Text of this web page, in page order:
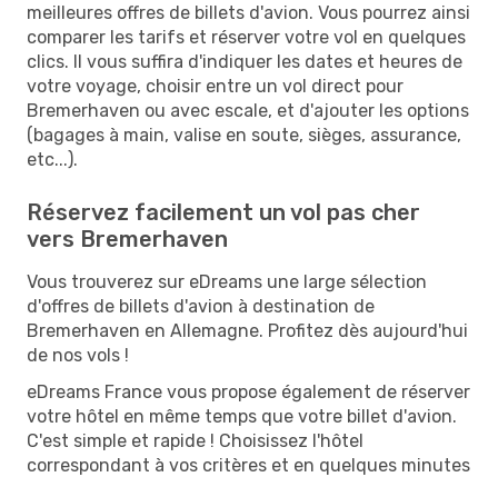
meilleures offres de billets d'avion. Vous pourrez ainsi
comparer les tarifs et réserver votre vol en quelques
clics. Il vous suffira d'indiquer les dates et heures de
votre voyage, choisir entre un vol direct pour
Bremerhaven ou avec escale, et d'ajouter les options
(bagages à main, valise en soute, sièges, assurance,
etc...).
Réservez facilement un vol pas cher
vers Bremerhaven
Vous trouverez sur eDreams une large sélection
d'offres de billets d'avion à destination de
Bremerhaven en Allemagne. Profitez dès aujourd'hui
de nos vols !
eDreams France vous propose également de réserver
votre hôtel en même temps que votre billet d'avion.
C'est simple et rapide ! Choisissez l'hôtel
correspondant à vos critères et en quelques minutes